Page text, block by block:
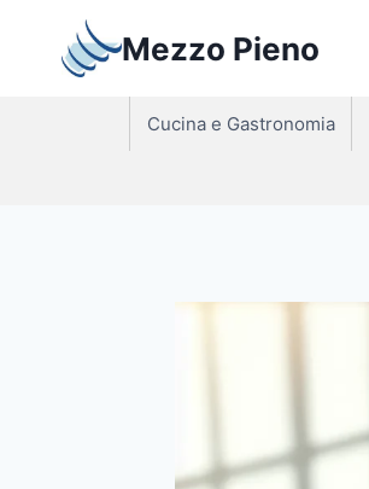
contenuto
Mezzo Pieno
Cucina e Gastronomia